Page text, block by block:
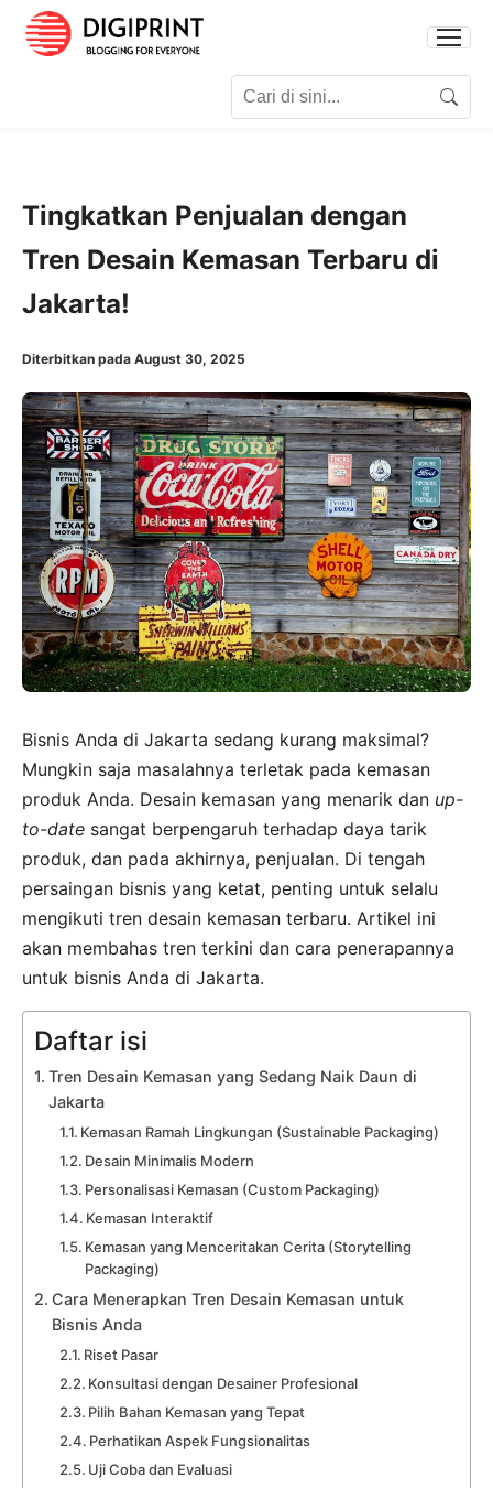
Search
Tingkatkan Penjualan dengan
Tren Desain Kemasan Terbaru di
Jakarta!
Diterbitkan pada August 30, 2025
Bisnis Anda di Jakarta sedang kurang maksimal?
Mungkin saja masalahnya terletak pada kemasan
produk Anda. Desain kemasan yang menarik dan up-
to-date sangat berpengaruh terhadap daya tarik
produk, dan pada akhirnya, penjualan. Di tengah
persaingan bisnis yang ketat, penting untuk selalu
mengikuti tren desain kemasan terbaru. Artikel ini
akan membahas tren terkini dan cara penerapannya
untuk bisnis Anda di Jakarta.
Daftar isi
Tren Desain Kemasan yang Sedang Naik Daun di
Jakarta
Kemasan Ramah Lingkungan (Sustainable Packaging)
Desain Minimalis Modern
Personalisasi Kemasan (Custom Packaging)
Kemasan Interaktif
Kemasan yang Menceritakan Cerita (Storytelling
Packaging)
Cara Menerapkan Tren Desain Kemasan untuk
Bisnis Anda
Riset Pasar
Konsultasi dengan Desainer Profesional
Pilih Bahan Kemasan yang Tepat
Perhatikan Aspek Fungsionalitas
Uji Coba dan Evaluasi